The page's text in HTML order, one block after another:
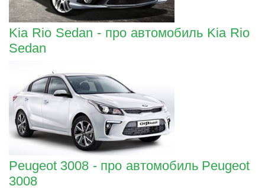
Kia Rio Sedan - про автомобиль Kia Rio
Sedan
Peugeot 3008 - про автомобиль Peugeot
3008